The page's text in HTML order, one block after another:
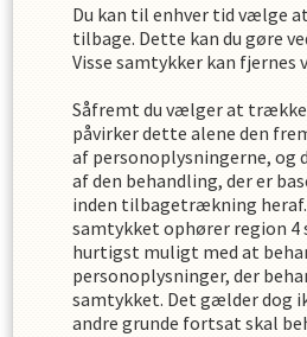
Du kan til enhver tid vælge
tilbage. Dette kan du gøre
Visse samtykker kan
Såfremt du vælger at
påvirker dette alene den
af personoplysningerne, og
af den behandling, der er
inden tilbagetrækning
samtykket ophører region 4
hurtigst muligt med at
personoplysninger, der
samtykket. Det gælder dog
andre grunde fortsat skal